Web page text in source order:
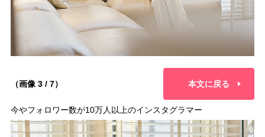
（画像 3 / 7） 本文に戻る
今やフォロワー数が10万人以上のインスタグラマー